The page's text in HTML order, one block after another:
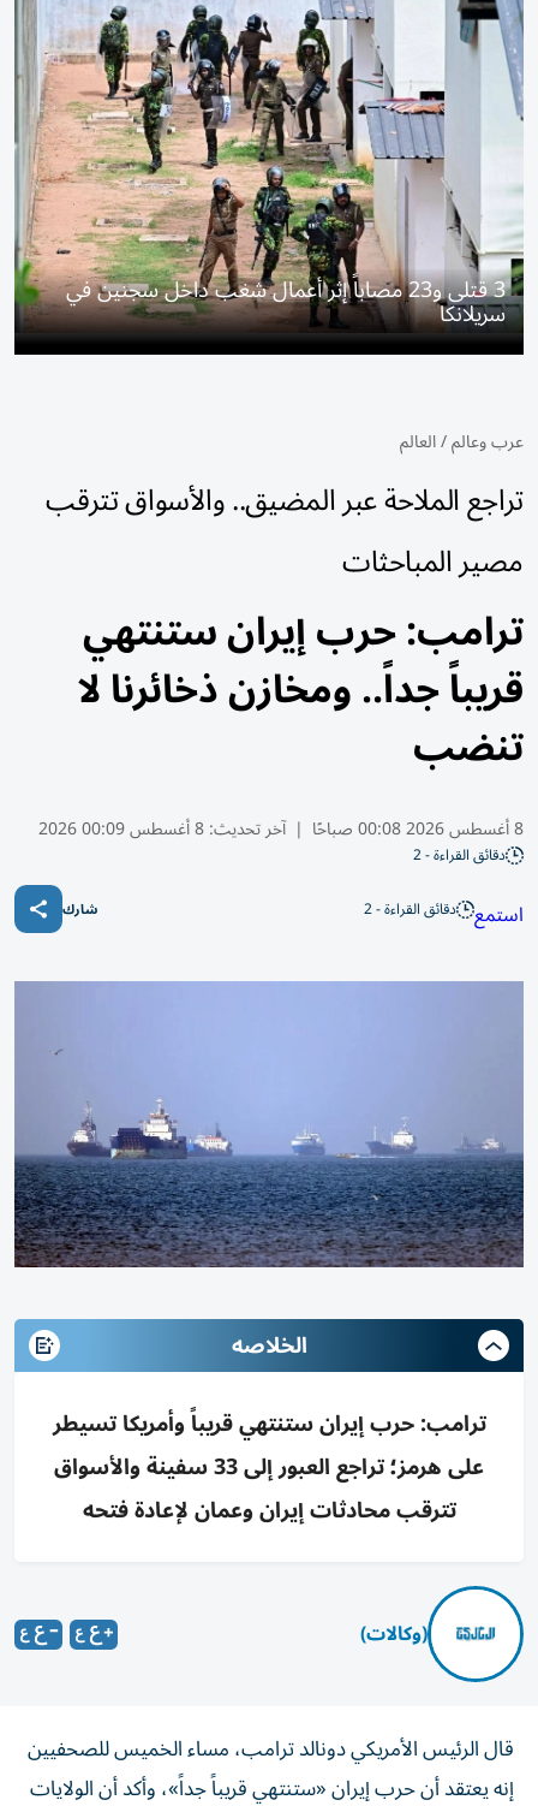
3 قتلى و23 مصاباً إثر أعمال شغب داخل سجنين في
سريلانكا
عرب وعالم/العالم
تراجع الملاحة عبر المضيق.. والأسواق تترقب
مصير المباحثات
ترامب: حرب إيران ستنتهي
قريباً جداً.. ومخازن ذخائرنا لا
تنضب
8 أغسطس 2026 00:08 صباحًا | آخر تحديث:8 أغسطس 00:09 2026
دقائق القراءة - 2
استمع دقائق القراءة - 2 شارك
الخلاصه
ترامب: حرب إيران ستنتهي قريباً وأمريكا تسيطر
على هرمز؛ تراجع العبور إلى 33 سفينة والأسواق
تترقب محادثات إيران وعمان لإعادة فتحه
(وكالات)
قال الرئيس الأمريكي ‌دونالد ترامب، مساء الخميس للصحفيين
إنه يعتقد ​أن حرب إيران «ستنتهي قريباً جداً»، وأكد أن الولايات